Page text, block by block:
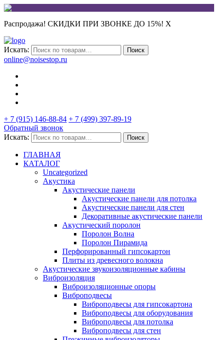
Распродажа! СКИДКИ ПРИ ЗВОНКЕ ДО 15%! X
Искать: Поиск
online@noisestop.ru
+ 7 (915) 146-88-84 + 7 (499) 397-89-19
Обратный звонок
Искать:
Поиск
ГЛАВНАЯ
КАТАЛОГ
Uncategorized
Акустика
Акустические панели
Акустические панели для потолка
Акустические панели для стен
Декоративные акустические панели
Акустический поролон
Поролон Волна
Поролон Пирамида
Перфорированный гипсокартон
Плиты из древесного волокна
Акустические звукоизоляционные кабины
Виброизоляция
Виброизоляционные опоры
Виброподвесы
Виброподвесы для гипсокартона
Виброподвесы для оборудования
Виброподвесы для потолка
Виброподвесы для стен